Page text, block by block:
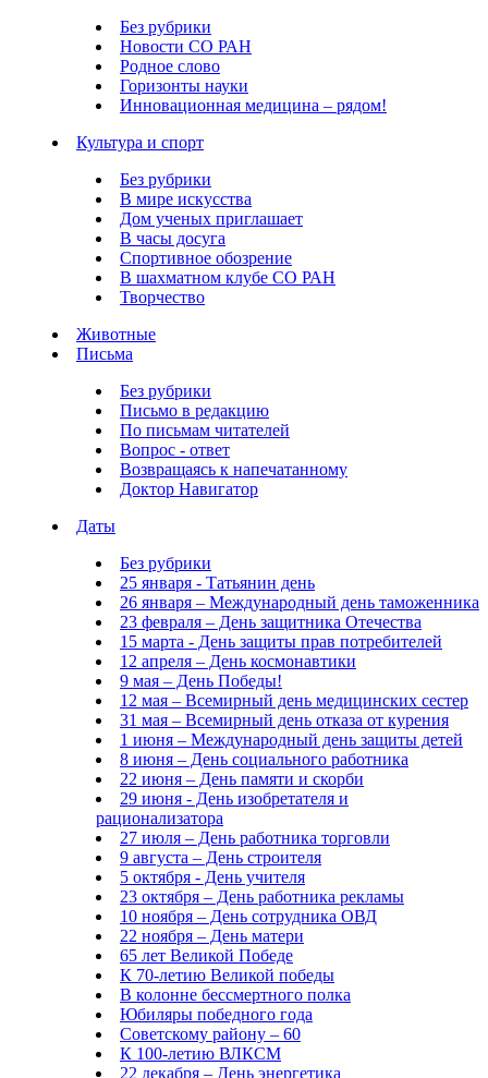
Без рубрики
Новости СО РАН
Родное слово
Горизонты науки
Инновационная медицина – рядом!
Культура и спорт
Без рубрики
В мире искусства
Дом ученых приглашает
В часы досуга
Спортивное обозрение
В шахматном клубе СО РАН
Творчество
Животные
Письма
Без рубрики
Письмо в редакцию
По письмам читателей
Вопрос - ответ
Возвращаясь к напечатанному
Доктор Навигатор
Даты
Без рубрики
25 января - Татьянин день
26 января – Международный день таможенника
23 февраля – День защитника Отечества
15 марта - День защиты прав потребителей
12 апреля – День космонавтики
9 мая – День Победы!
12 мая – Всемирный день медицинских сестер
31 мая – Всемирный день отказа от курения
1 июня – Международный день защиты детей
8 июня – День социального работника
22 июня – День памяти и скорби
29 июня - День изобретателя и
рационализатора
27 июля – День работника торговли
9 августа – День строителя
5 октября - День учителя
23 октября – День работника рекламы
10 ноября – День сотрудника ОВД
22 ноября – День матери
65 лет Великой Победе
К 70-летию Великой победы
В колонне бессмертного полка
Юбиляры победного года
Советскому району – 60
К 100-летию ВЛКСМ
22 декабря – День энергетика